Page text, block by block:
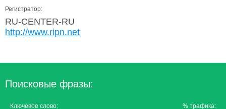
Регистратор:
RU-CENTER-RU
http://www.ripn.net
Поисковые фразы:
Ключевое слово: % трафика: